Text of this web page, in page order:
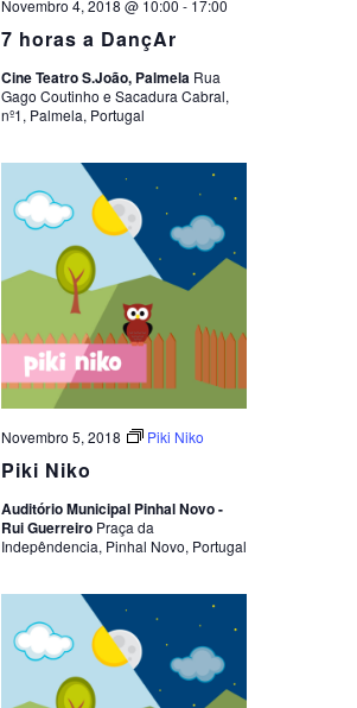
7 horas a DançAr
Novembro 4, 2018 @ 10:00 - 17:00
Cine Teatro S.João, Palmela Rua
Gago Coutinho e Sacadura Cabral,
nº1, Palmela, Portugal
Piki Niko
Novembro 5, 2018 Piki Niko
Auditório Municipal Pinhal Novo -
Rui Guerreiro Praça da
Indepêndencia, Pinhal Novo, Portugal